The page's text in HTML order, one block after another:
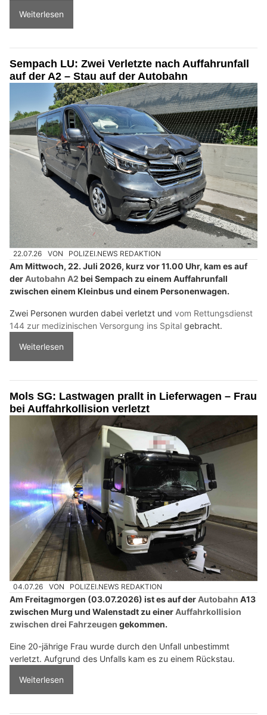
Weiterlesen
Sempach LU: Zwei Verletzte nach Auffahrunfall
auf der A2 – Stau auf der Autobahn
22.07.26 VON POLIZEI.NEWS REDAKTION
Am Mittwoch, 22. Juli 2026, kurz vor 11.00 Uhr, kam es auf
derAutobahn A2 bei Sempach zu einem Auffahrunfall
zwischen einem Kleinbus und einem Personenwagen.
Zwei Personen wurden dabei verletzt und vom Rettungsdienst
144 zur medizinischen Versorgung ins Spital gebracht.
Weiterlesen
Mols SG: Lastwagen prallt in Lieferwagen – Frau
bei Auffahrkollision verletzt
04.07.26 VON POLIZEI.NEWS REDAKTION
Am Freitagmorgen (03.07.2026) ist es auf derAutobahn A13
zwischen Murg und Walenstadt zu einerAuffahrkollision
zwischen drei Fahrzeugen gekommen.
Eine 20-jährige Frau wurde durch den Unfall unbestimmt
verletzt. Aufgrund des Unfalls kam es zu einem Rückstau.
Weiterlesen